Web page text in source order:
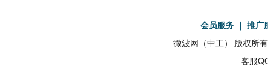
会员服务 ｜ 推广
微波网（中工） 版权所
客服